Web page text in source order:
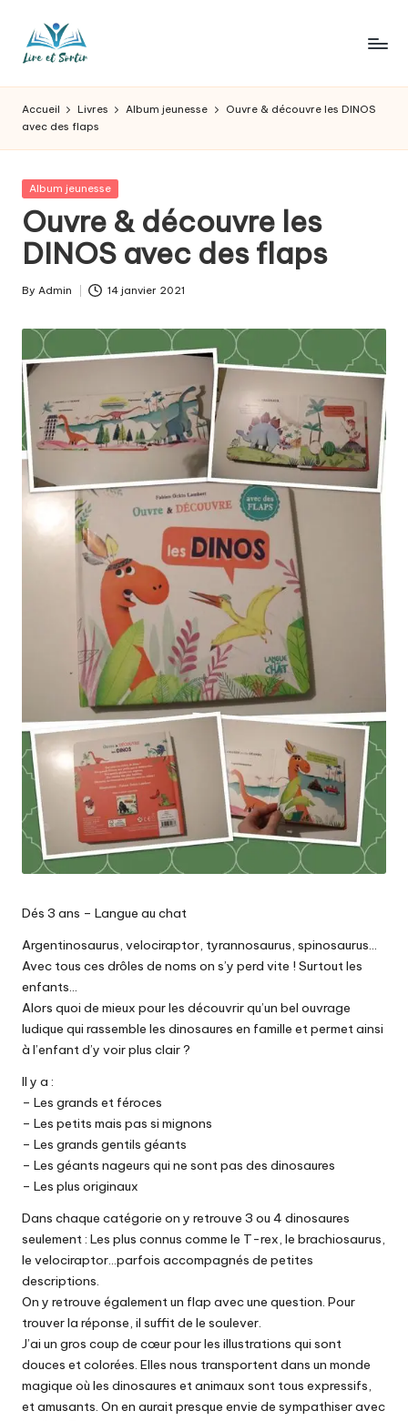
L
ir
e
e
t
s
o
r
t
ir
pour
goûts,
des
sorties
pour
tous
les
Accueil Livres Album jeunesse
Ouvre & découvre les DINOS
avec des flaps
Posted
Album jeunesse
Ouvre & découvre les
DINOS avec des flaps
Posted
By Admin 14 janvier 2021
Dés 3 ans – Langue au chat
Argentinosaurus, velociraptor, tyrannosaurus, spinosaurus…
Avec tous ces drôles de noms on s’y perd vite ! Surtout les
enfants…
Alors quoi de mieux pour les découvrir qu’un bel ouvrage
ludique qui rassemble les dinosaures en famille et permet ainsi
à l’enfant d’y voir plus clair ?
Il y a :
– Les grands et féroces
– Les petits mais pas si mignons
– Les grands gentils géants
– Les géants nageurs qui ne sont pas des dinosaures
– Les plus originaux
Dans chaque catégorie on y retrouve 3 ou 4 dinosaures
seulement : Les plus connus comme le T-rex, le brachiosaurus,
le velociraptor…parfois accompagnés de petites
descriptions.
On y retrouve également un flap avec une question. Pour
trouver la réponse, il suffit de le soulever.
J’ai un gros coup de cœur pour les illustrations qui sont
douces et colorées. Elles nous transportent dans un monde
magique où les dinosaures et animaux sont tous expressifs,
et amusants. On en aurait presque envie de sympathiser avec